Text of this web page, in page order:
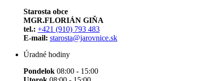
Starosta obce
MGR.FLORIÁN GIŇA
tel.: +421 (910) 793 483
E-mail: starosta@jarovnice.sk
Úradné hodiny
Pondelok 08:00 - 15:00